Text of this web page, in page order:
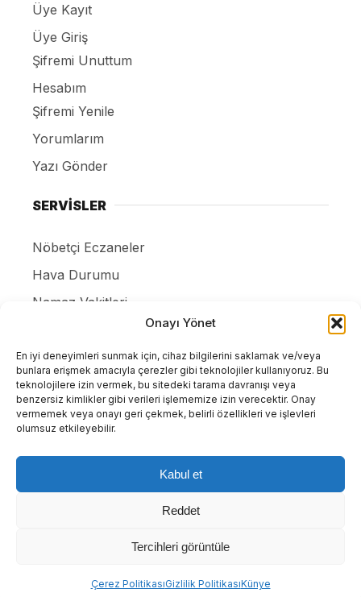
Onayı Yönet
En iyi deneyimleri sunmak için, cihaz bilgilerini saklamak ve/veya
bunlara erişmek amacıyla çerezler gibi teknolojiler kullanıyoruz. Bu
teknolojilere izin vermek, bu sitedeki tarama davranışı veya
benzersiz kimlikler gibi verileri işlememize izin verecektir. Onay
vermemek veya onayı geri çekmek, belirli özellikleri ve işlevleri
olumsuz etkileyebilir.
Kabul et
Reddet
Tercihleri görüntüle
Çerez PolitikasıGizlilik PolitikasıKünye
Üye Kayıt
Üye Giriş
Şifremi Unuttum
Hesabım
Şifremi Yenile
Yorumlarım
Yazı Gönder
SERVİSLER
Nöbetçi Eczaneler
Hava Durumu
Namaz Vakitleri
Puan Durumları
Resmi ilanlar
Gizlilik Politikası
Tüm Hakları Saklıdır. |WordPress Haber Teması